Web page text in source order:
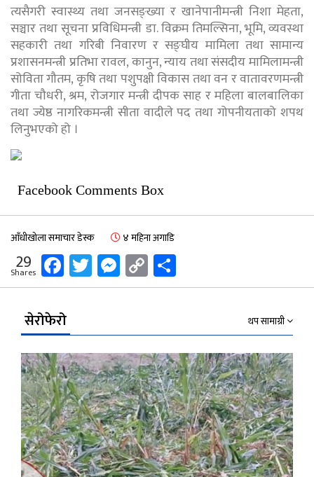
त्यसैगरी स्वास्थ्य तथा जनसङ्ख्या र खानेपानीमन्त्री निशा मेहता,
सञ्चार तथा सूचना प्रविधिमन्त्री डा. विक्रम तिमल्सिना, भूमि, व्यवस्था
सहकारी तथा गरिबी निवारण र सङ्घीय मामिला तथा सामान्य
प्रशासनमन्त्री प्रतिभा रावल, कानुन, न्याय तथा संसदीय मामिलामन्त्री
सोविता गौतम, कृषि तथा पशुपक्षी विकास तथा वन र वातावरणमन्त्री
गीता चौधरी, श्रम, रोजगार मन्त्री दीपक साह र महिला बालबालिका
तथा ज्येष्ठ नागरिकमन्त्री सीता वादीले पद तथा गोपनीयताको शपथ
लिनुभएको हो ।
Facebook Comments Box
आँधीखोला समाचार डेस्क ४ महिना अगाडि
29
Shares Facebook
Twitter
Messenger
Copy
Link
सेरोफेरो थप सामाग्री